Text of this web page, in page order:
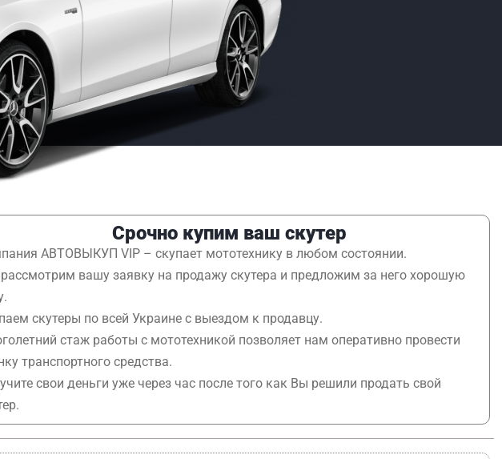
Срочно купим ваш скутер
АВТОВЫКУП VIP – скупает мототехнику в любом состоянии.
вашу заявку на продажу скутера и предложим за него хорошую
скутеры по всей Украине с выездом к продавцу.
стаж работы с мототехникой позволяет нам оперативно провести
транспортного средства.
свои деньги уже через час после того как Вы решили продать свой